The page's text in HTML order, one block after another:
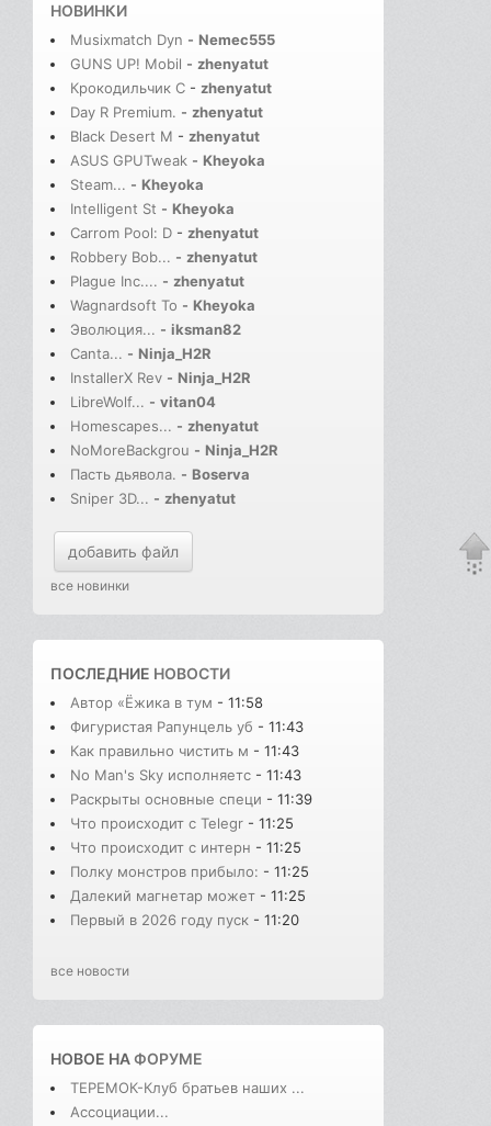
НОВИНКИ
Musixmatch Dyn - Nemec555
GUNS UP! Mobil - zhenyatut
Крокодильчик С - zhenyatut
Day R Premium. - zhenyatut
Black Desert M - zhenyatut
ASUS GPUTweak - Kheyoka
Steam... - Kheyoka
Intelligent St - Kheyoka
Carrom Pool: D - zhenyatut
Robbery Bob... - zhenyatut
Plague Inc.... - zhenyatut
Wagnardsoft To - Kheyoka
Эволюция... - iksman82
Canta... - Ninja_H2R
InstallerX Rev - Ninja_H2R
LibreWolf... - vitan04
Homescapes... - zhenyatut
NoMoreBackgrou - Ninja_H2R
Пасть дьявола. - Boserva
Sniper 3D... - zhenyatut
добавить файл
все новинки
ПОСЛЕДНИЕ НОВОСТИ
Автор «Ёжика в тум - 11:58
Фигуристая Рапунцель уб - 11:43
Как правильно чистить м - 11:43
No Man's Sky исполняетс - 11:43
Раскрыты основные специ - 11:39
Что происходит с Telegr - 11:25
Что происходит с интерн - 11:25
Полку монстров прибыло: - 11:25
Далекий магнетар может - 11:25
Первый в 2026 году пуск - 11:20
все новости
НОВОЕ НАФОРУМЕ
ТЕРЕМОК-Клуб братьев наших ...
Ассоциации...